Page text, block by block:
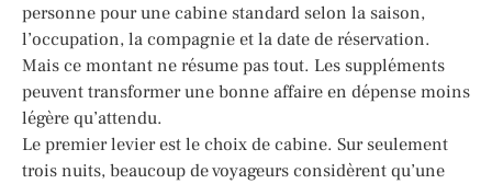
personne pour une cabine standard selon la saison,
l’occupation, la compagnie et la date de réservation.
Mais ce montant ne résume pas tout. Les suppléments
peuvent transformer une bonne affaire en dépense moins
légère qu’attendu.
Le premier levier est le choix de cabine. Sur seulement
trois nuits, beaucoup de voyageurs considèrent qu’une